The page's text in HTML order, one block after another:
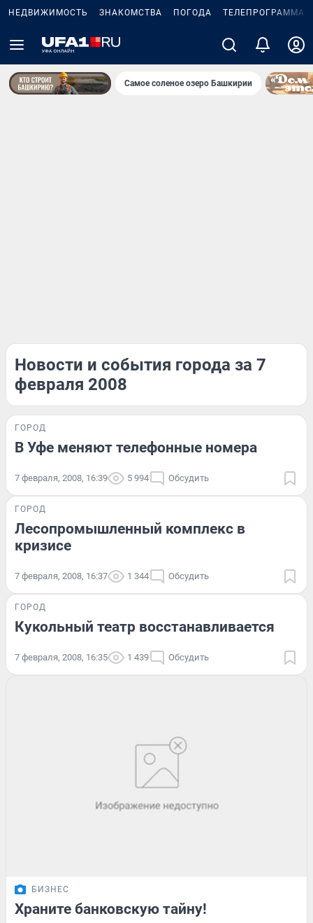
НЕДВИЖИМОСТЬ ЗНАКОМСТВА ПОГОДА ТЕЛЕПРОГРАММА
Самое соленое озеро Башкирии
Новости и события города за 7
февраля 2008
ГОРОД
В Уфе меняют телефонные номера
7 февраля, 2008, 16:39 5 994 Обсудить
ГОРОД
Лесопромышленный комплекс в
кризисе
7 февраля, 2008, 16:37 1 344 Обсудить
ГОРОД
Кукольный театр восстанавливается
7 февраля, 2008, 16:35 1 439 Обсудить
БИЗНЕС
Храните банковскую тайну!